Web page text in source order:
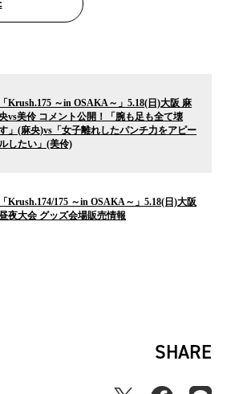
LIST
「Krush.175 ～in OSAKA～」5.18(日)大阪 麻
vs美伶 コメント公開！「腕も足も全て壊
」(麻央)vs「女子離れしたパンチ力をアピー
ルしたい」(美伶)
「Krush.174/175 ～in OSAKA～」5.18(日)大阪
夜大会 グッズ会場販売情報
SHARE